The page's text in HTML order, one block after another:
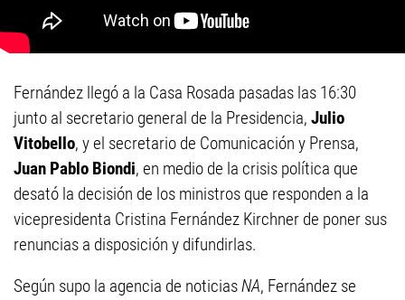
Fernández llegó a la Casa Rosada pasadas las 16:30
junto al secretario general de la Presidencia, Julio
Vitobello, y el secretario de Comunicación y Prensa,
Juan Pablo Biondi, en medio de la crisis política que
desató la decisión de los ministros que responden a la
vicepresidenta Cristina Fernández Kirchner de poner sus
renuncias a disposición y difundirlas.
Según supo la agencia de noticiasNA, Fernández se